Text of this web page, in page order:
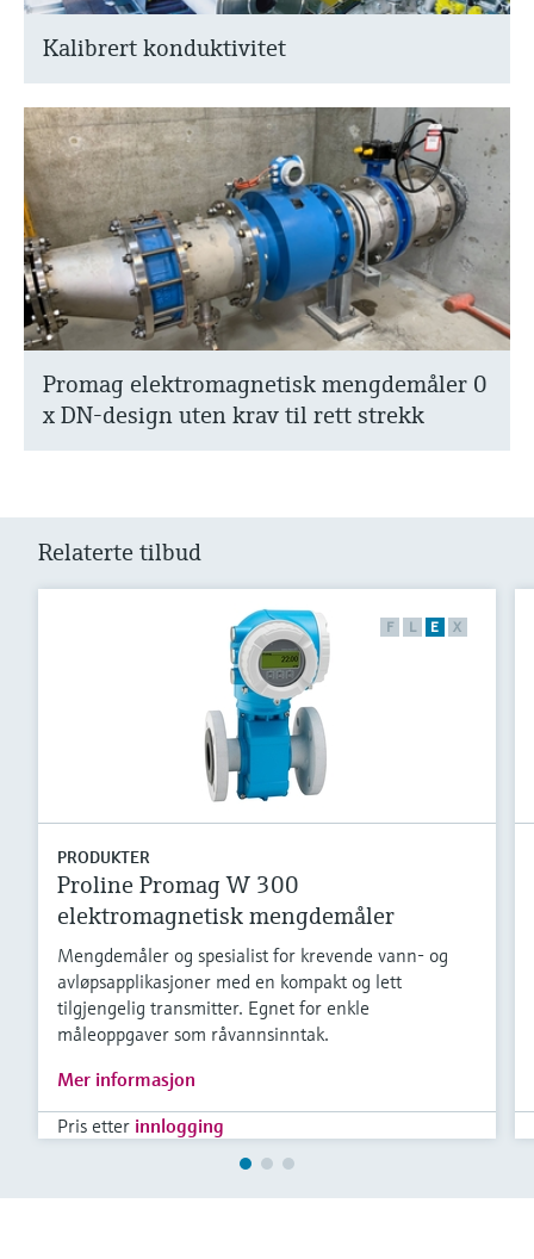
Kalibrert konduktivitet
Promag elektromagnetisk mengdemåler 0
x DN-design uten krav til rett strekk
Relaterte tilbud
F L E X
PRODUKTER
Proline Promag W 300
elektromagnetisk mengdemåler
Mengdemåler og spesialist for krevende vann- og
avløpsapplikasjoner med en kompakt og lett
tilgjengelig transmitter. Egnet for enkle
måleoppgaver som råvannsinntak.
Mer informasjon
Pris etter innlogging